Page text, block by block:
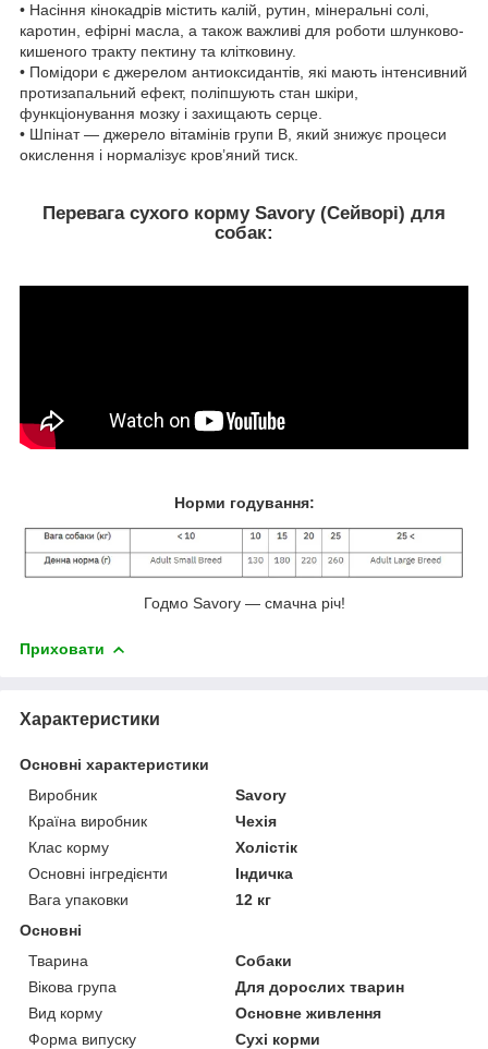
• Насіння кінокадрів містить калій, рутин, мінеральні солі,
каротин, ефірні масла, а також важливі для роботи шлунково-
кишеного тракту пектину та клітковину.
• Помідори є джерелом антиоксидантів, які мають інтенсивний
протизапальний ефект, поліпшують стан шкіри,
функціонування мозку і захищають серце.
• Шпінат — джерело вітамінів групи В, який знижує процеси
окислення і нормалізує кров’яний тиск.
Перевага сухого корму Savory (Сейворі) для
собак:
Норми годування:
Годмо Savory — смачна річ!
Приховати
Характеристики
Основні характеристики
Виробник
Savory
Країна виробник
Чехія
Клас корму
Холістік
Основні інгредієнти
Індичка
Вага упаковки
12 кг
Основні
Тварина
Собаки
Вікова група
Для дорослих тварин
Вид корму
Основне живлення
Форма випуску
Сухі корми